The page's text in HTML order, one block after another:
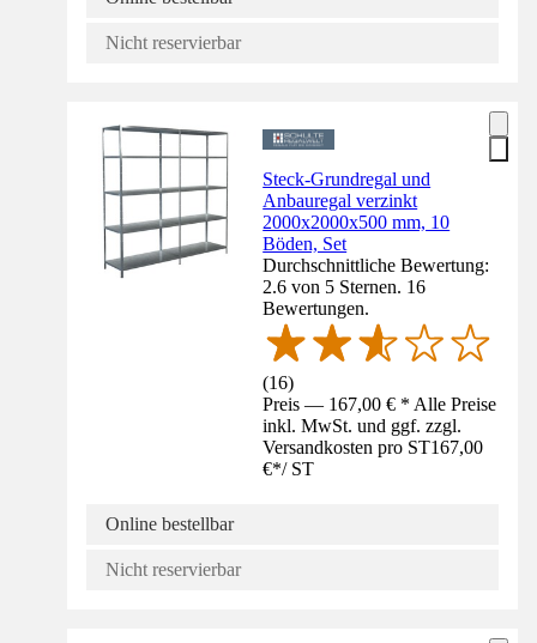
Nicht reservierbar
Steck-Grundregal und
Anbauregal verzinkt
2000x2000x500 mm, 10
Böden, Set
Durchschnittliche Bewertung:
2.6 von 5 Sternen. 16
Bewertungen.
(16)
Preis — 167,00 € * Alle Preise
inkl. MwSt. und ggf. zzgl.
Versandkosten pro ST167,00
€*/ ST
Online bestellbar
Nicht reservierbar